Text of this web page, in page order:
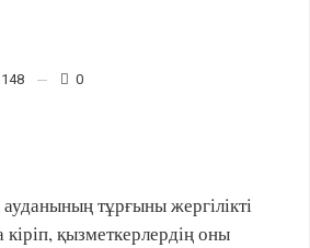
148 0
тұрғыны жергілікті
қызметкерлердің оны